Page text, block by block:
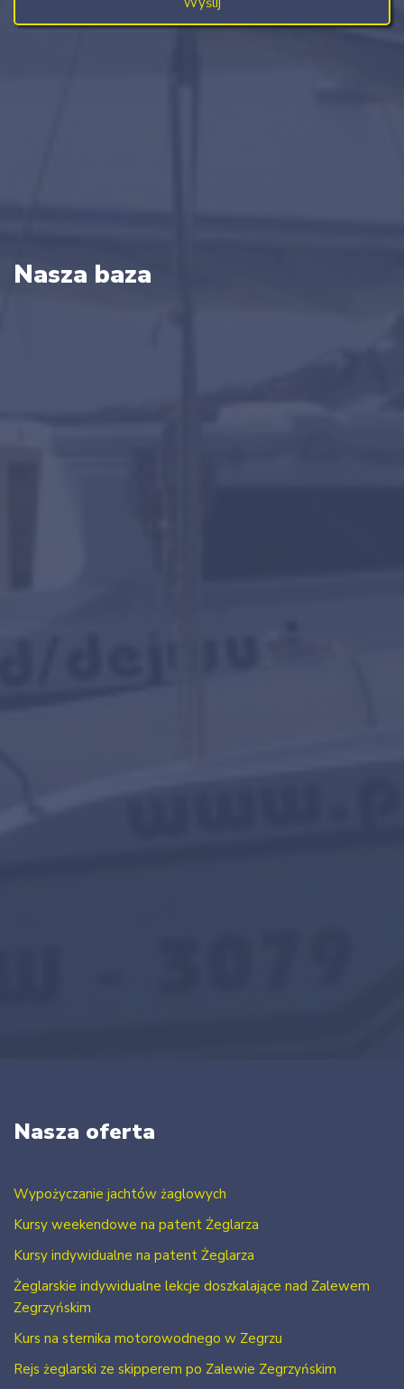
Nasza baza
Nasza oferta
Wypożyczanie jachtów żaglowych
Kursy weekendowe na patent Żeglarza
Kursy indywidualne na patent Żeglarza
Żeglarskie indywidualne lekcje doszkalające nad Zalewem
Zegrzyńskim
Kurs na sternika motorowodnego w Zegrzu
Rejs żeglarski ze skipperem po Zalewie Zegrzyńskim